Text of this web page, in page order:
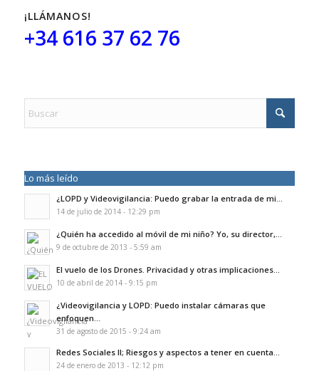
¡LLÁMANOS!
+34 616 37 62 76
Lo más leído
¿LOPD y Videovigilancia: Puedo grabar la entrada de mi...
14 de julio de 2014 - 12:29 pm
¿Quién ha accedido al móvil de mi niño? Yo, su director,...
9 de octubre de 2013 - 5:59 am
El vuelo de los Drones. Privacidad y otras implicaciones...
10 de abril de 2014 - 9:15 pm
¿Videovigilancia y LOPD: Puedo instalar cámaras que
enfoquen...
31 de agosto de 2015 - 9:24 am
Redes Sociales II; Riesgos y aspectos a tener en cuenta...
24 de enero de 2013 - 12:12 pm